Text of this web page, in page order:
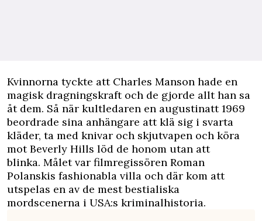
Kvinnorna tyckte att Charles Manson hade en
magisk dragningskraft och de gjorde allt han sa
åt dem. Så när kultledaren en augustinatt 1969
beordrade sina anhängare att klä sig i svarta
kläder, ta med knivar och skjutvapen och köra
mot Beverly Hills löd de honom utan att
blinka. Målet var filmregissören Roman
Polanskis fashionabla villa och där kom att
utspelas en av de mest bestialiska
mordscenerna i USA:s kriminalhistoria.